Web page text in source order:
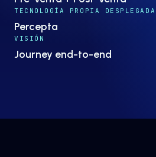
TECNOLOGÍA PROPIA DESPLEGADA
Percepta
VISIÓN
Journey end-to-end